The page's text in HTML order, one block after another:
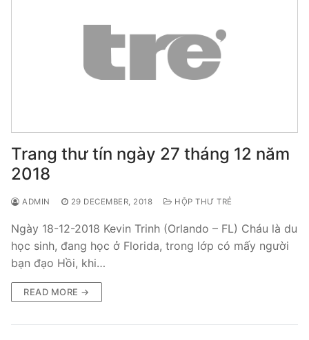
Trang thư tín ngày 27 tháng 12 năm
2018
ADMIN 29 DECEMBER, 2018 HỘP THƯ TRẺ
Ngày 18-12-2018 Kevin Trinh (Orlando – FL) Cháu là du
học sinh, đang học ở Florida, trong lớp có mấy người
bạn đạo Hồi, khi…
READ MORE →